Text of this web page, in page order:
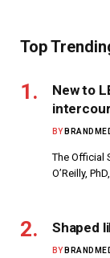
Top
New to
BY
The Official
O’Reilly,
Shaped
BY